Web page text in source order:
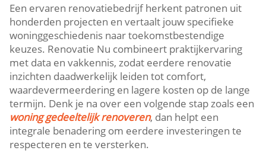
Een ervaren renovatiebedrijf herkent patronen uit
honderden projecten en vertaalt jouw specifieke
woninggeschiedenis naar toekomstbestendige
keuzes.​ Renovatie Nu combineert praktijkervaring
met data en vakkennis, zodat eerdere renovatie
inzichten daadwerkelijk leiden tot comfort,
waardevermeerdering en lagere kosten op de lange
termijn.​ Denk je na over een volgende stap zoals een
woning gedeeltelijk renoveren, dan helpt een
integrale benadering om eerdere investeringen te
respecteren en te versterken.​